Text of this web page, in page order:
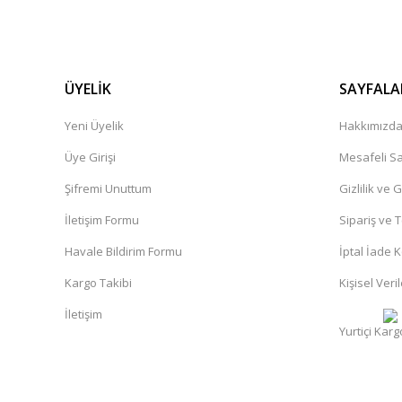
ÜYELİK
Yeni Üyelik
Üye Girişi
Şifremi Unuttum
İletişim Formu
Havale Bildirim Formu
Kargo Takibi
İletişim
Hakkımızda
Mesafeli
Gizlilik ve
Sipariş ve
İptal İade
Kişisel
Yurtiçi